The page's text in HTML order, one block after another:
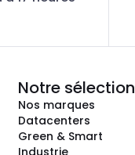
Notre sélection
Nos marques
Datacenters
Green & Smart
Industrie